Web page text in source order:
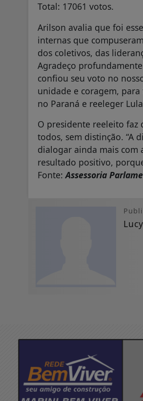
Total: 17061 votos.
Arilson avalia que foi
internas que
dos coletivos, das
Agradeço
confiou seu voto no
unidade e coragem,
no Paraná e reeleger
O presidente reeleito faz
todos, sem distinção. “A
dialogar ainda mais com
resultado positivo,
Fonte:Assessoria